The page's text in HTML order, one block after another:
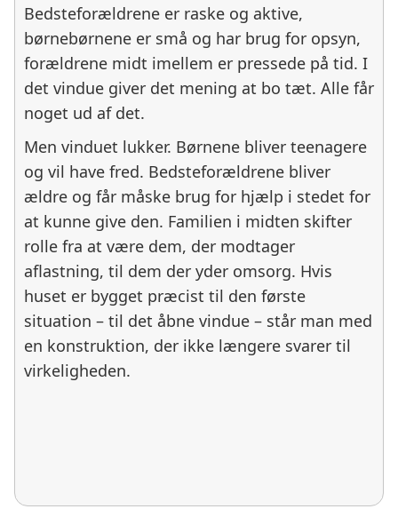
Bedsteforældrene er raske og aktive,
børnebørnene er små og har brug for opsyn,
forældrene midt imellem er pressede på tid. I
det vindue giver det mening at bo tæt. Alle får
noget ud af det.
Men vinduet lukker. Børnene bliver teenagere
og vil have fred. Bedsteforældrene bliver
ældre og får måske brug for hjælp i stedet for
at kunne give den. Familien i midten skifter
rolle fra at være dem, der modtager
aflastning, til dem der yder omsorg. Hvis
huset er bygget præcist til den første
situation – til det åbne vindue – står man med
en konstruktion, der ikke længere svarer til
virkeligheden.